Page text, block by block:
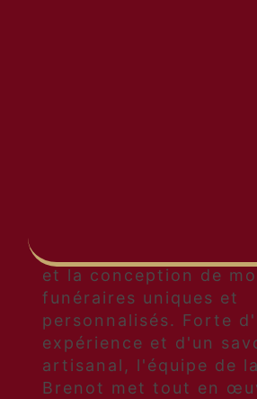
et la conception de
funéraires uniques et
personnalisés. Forte
expérience et d'un
artisanal, l'équipe de
Brenot met tout en